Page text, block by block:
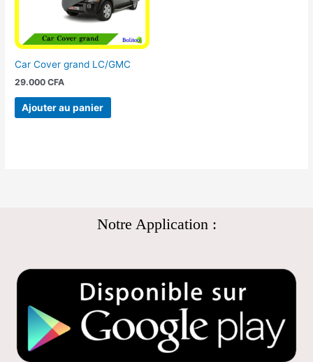
Car Cover grand LC/GMC
29.000CFA
Ajouter au panier
Notre Application :